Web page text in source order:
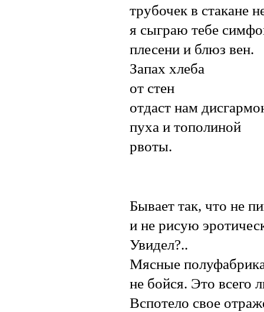
трубочек в стакане
я сыграю тебе
плесени и блюз вен.
Запах хлеба
от стен
отдаст нам
пуха и тополиной
рвоты.
Бывает так, что не
и не рисую
Увидел?..
Мясные
не бойся. Это всего
Вспотело свое